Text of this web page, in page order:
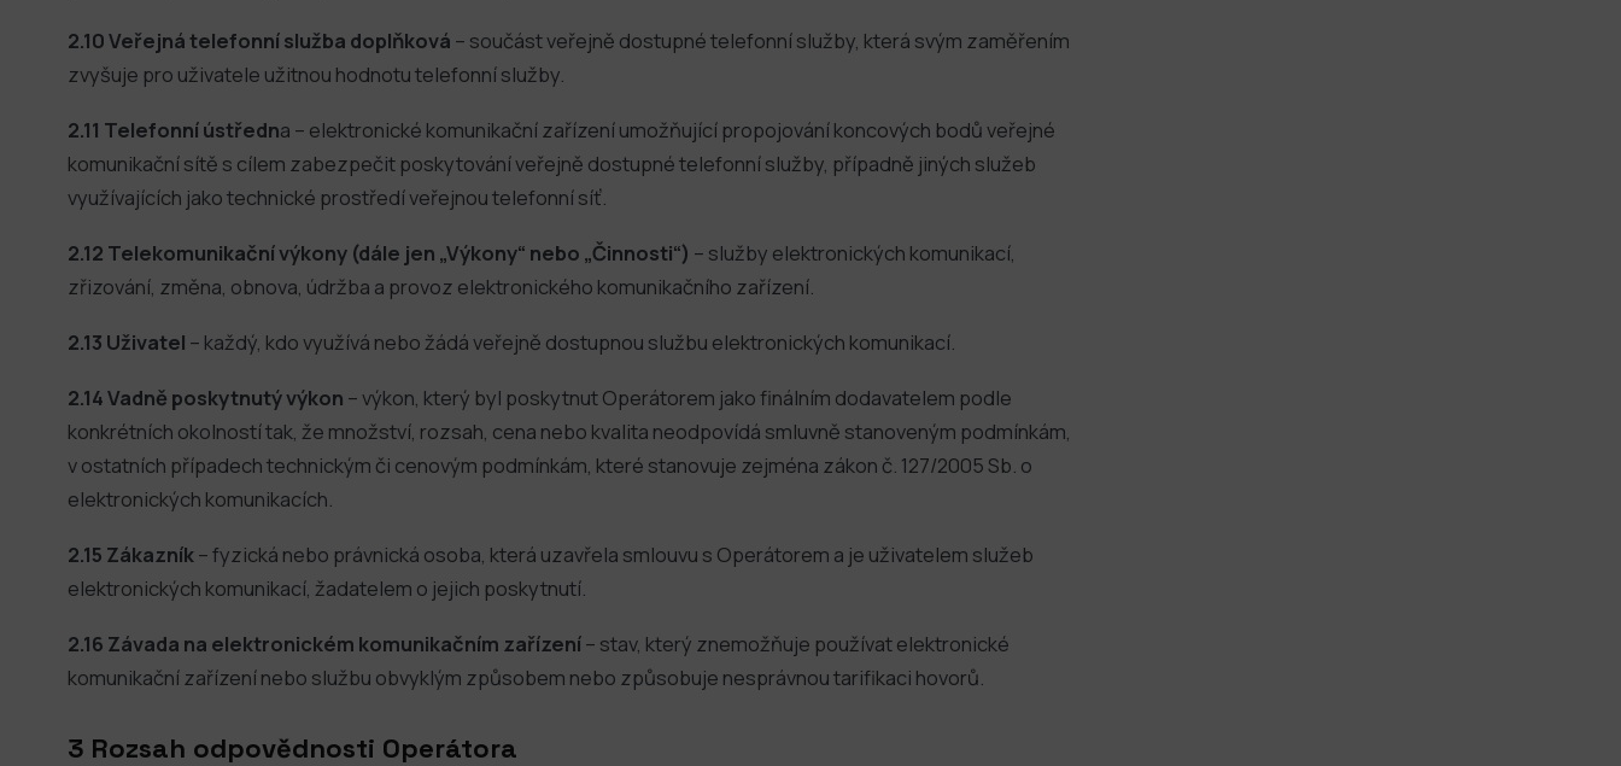
2.10 Veřejná telefonní služba doplňková – součást veřejně dostupné telefonní služby, která svým zaměřením
zvyšuje pro uživatele užitnou hodnotu telefonní služby.
2.11 Telefonní ústředna – elektronické komunikační zařízení umožňující propojování koncových bodů veřejné
komunikační sítě s cílem zabezpečit poskytování veřejně dostupné telefonní služby, případně jiných služeb
využívajících jako technické prostředí veřejnou telefonní síť.
2.12 Telekomunikační výkony (dále jen „Výkony“ nebo „Činnosti“) – služby elektronických komunikací,
zřizování, změna, obnova, údržba a provoz elektronického komunikačního zařízení.
2.13 Uživatel – každý, kdo využívá nebo žádá veřejně dostupnou službu elektronických komunikací.
2.14 Vadně poskytnutý výkon – výkon, který byl poskytnut Operátorem jako finálním dodavatelem podle
konkrétních okolností tak, že množství, rozsah, cena nebo kvalita neodpovídá smluvně stanoveným podmínkám,
v ostatních případech technickým či cenovým podmínkám, které stanovuje zejména zákon č. 127/2005 Sb. o
elektronických komunikacích.
2.15 Zákazník– fyzická nebo právnická osoba, která uzavřela smlouvu s Operátorem a je uživatelem služeb
elektronických komunikací, žadatelem o jejich poskytnutí.
2.16 Závada na elektronickém komunikačním zařízení– stav, který znemožňuje používat elektronické
komunikační zařízení nebo službu obvyklým způsobem nebo způsobuje nesprávnou tarifikaci hovorů.
3 Rozsah odpovědnosti Operátora